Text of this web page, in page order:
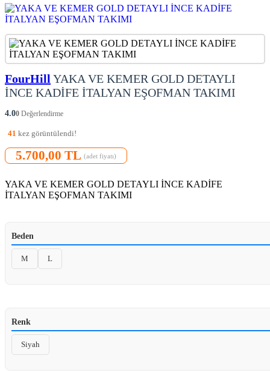
FourHill YAKA VE KEMER GOLD DETAYLI
İNCE KADİFE İTALYAN EŞOFMAN TAKIMI
4.00 Değerlendirme
41 kez görüntülendi!
5.700,00 TL (adet fiyatı)
YAKA VE KEMER GOLD DETAYLI İNCE KADİFE
İTALYAN EŞOFMAN TAKIMI
Beden
M L
Renk
Siyah